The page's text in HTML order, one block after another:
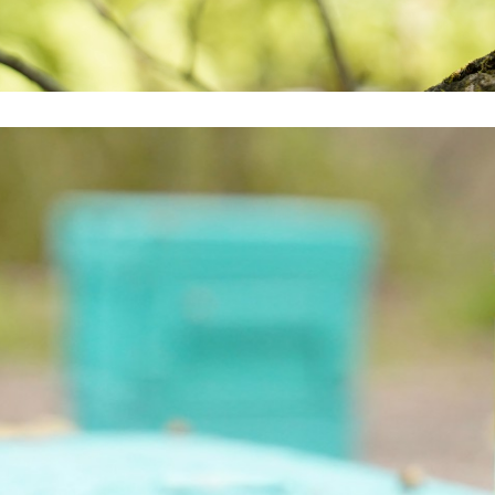
Origin Pure Honey
グルオリジンハニ
は